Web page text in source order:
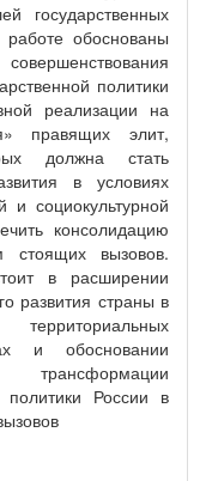
государственных
обоснованы
политики
реализации на
правящих элит,
должна стать
в условиях
и социокультурной
консолидацию
вызовов.
в расширении
развития страны в
и обосновании
трансформации
политики России в